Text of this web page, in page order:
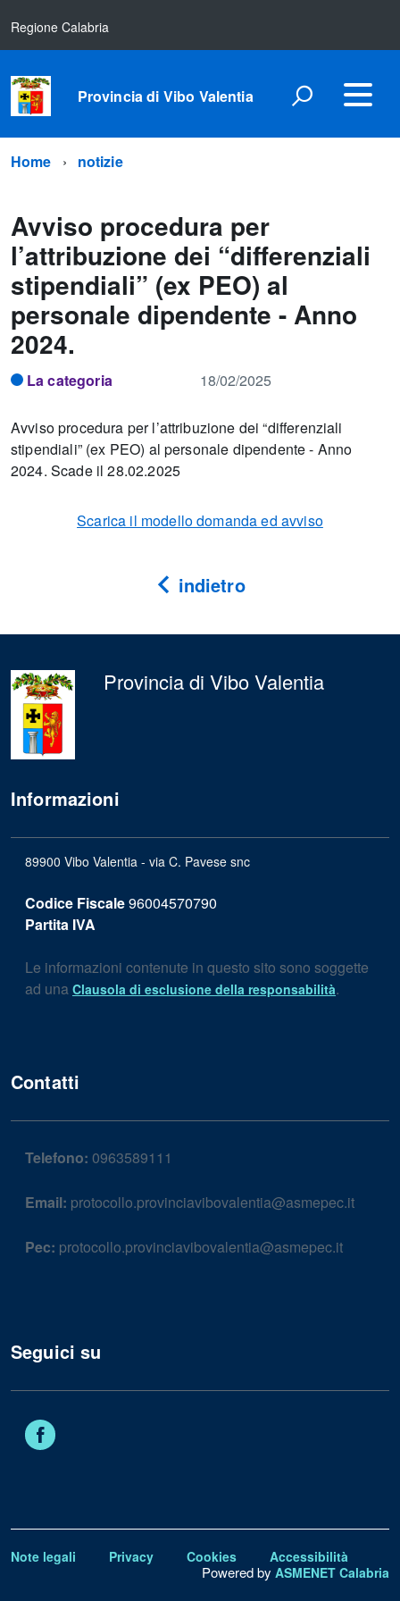
Regione Calabria
Provincia di Vibo Valentia
Home notizie
Avviso procedura per
l’attribuzione dei “differenziali
stipendiali” (ex PEO) al
personale dipendente - Anno
2024.
La categoria 18/02/2025
Avviso procedura per l’attribuzione dei “differenziali
stipendiali” (ex PEO) al personale dipendente - Anno
2024. Scade il 28.02.2025
Scarica il modello domanda ed avviso
indietro
Provincia di Vibo Valentia
Informazioni
89900 Vibo Valentia - via C. Pavese snc
Codice Fiscale96004570790
Partita IVA
Le informazioni contenute in questo sito sono soggette
ad una Clausola di esclusione della responsabilità.
Contatti
Telefono: 0963589111
Email: protocollo.provinciavibovalentia@asmepec.it
Pec: protocollo.provinciavibovalentia@asmepec.it
Seguici su
Note legali Privacy Cookies Accessibilità
Powered by ASMENET Calabria